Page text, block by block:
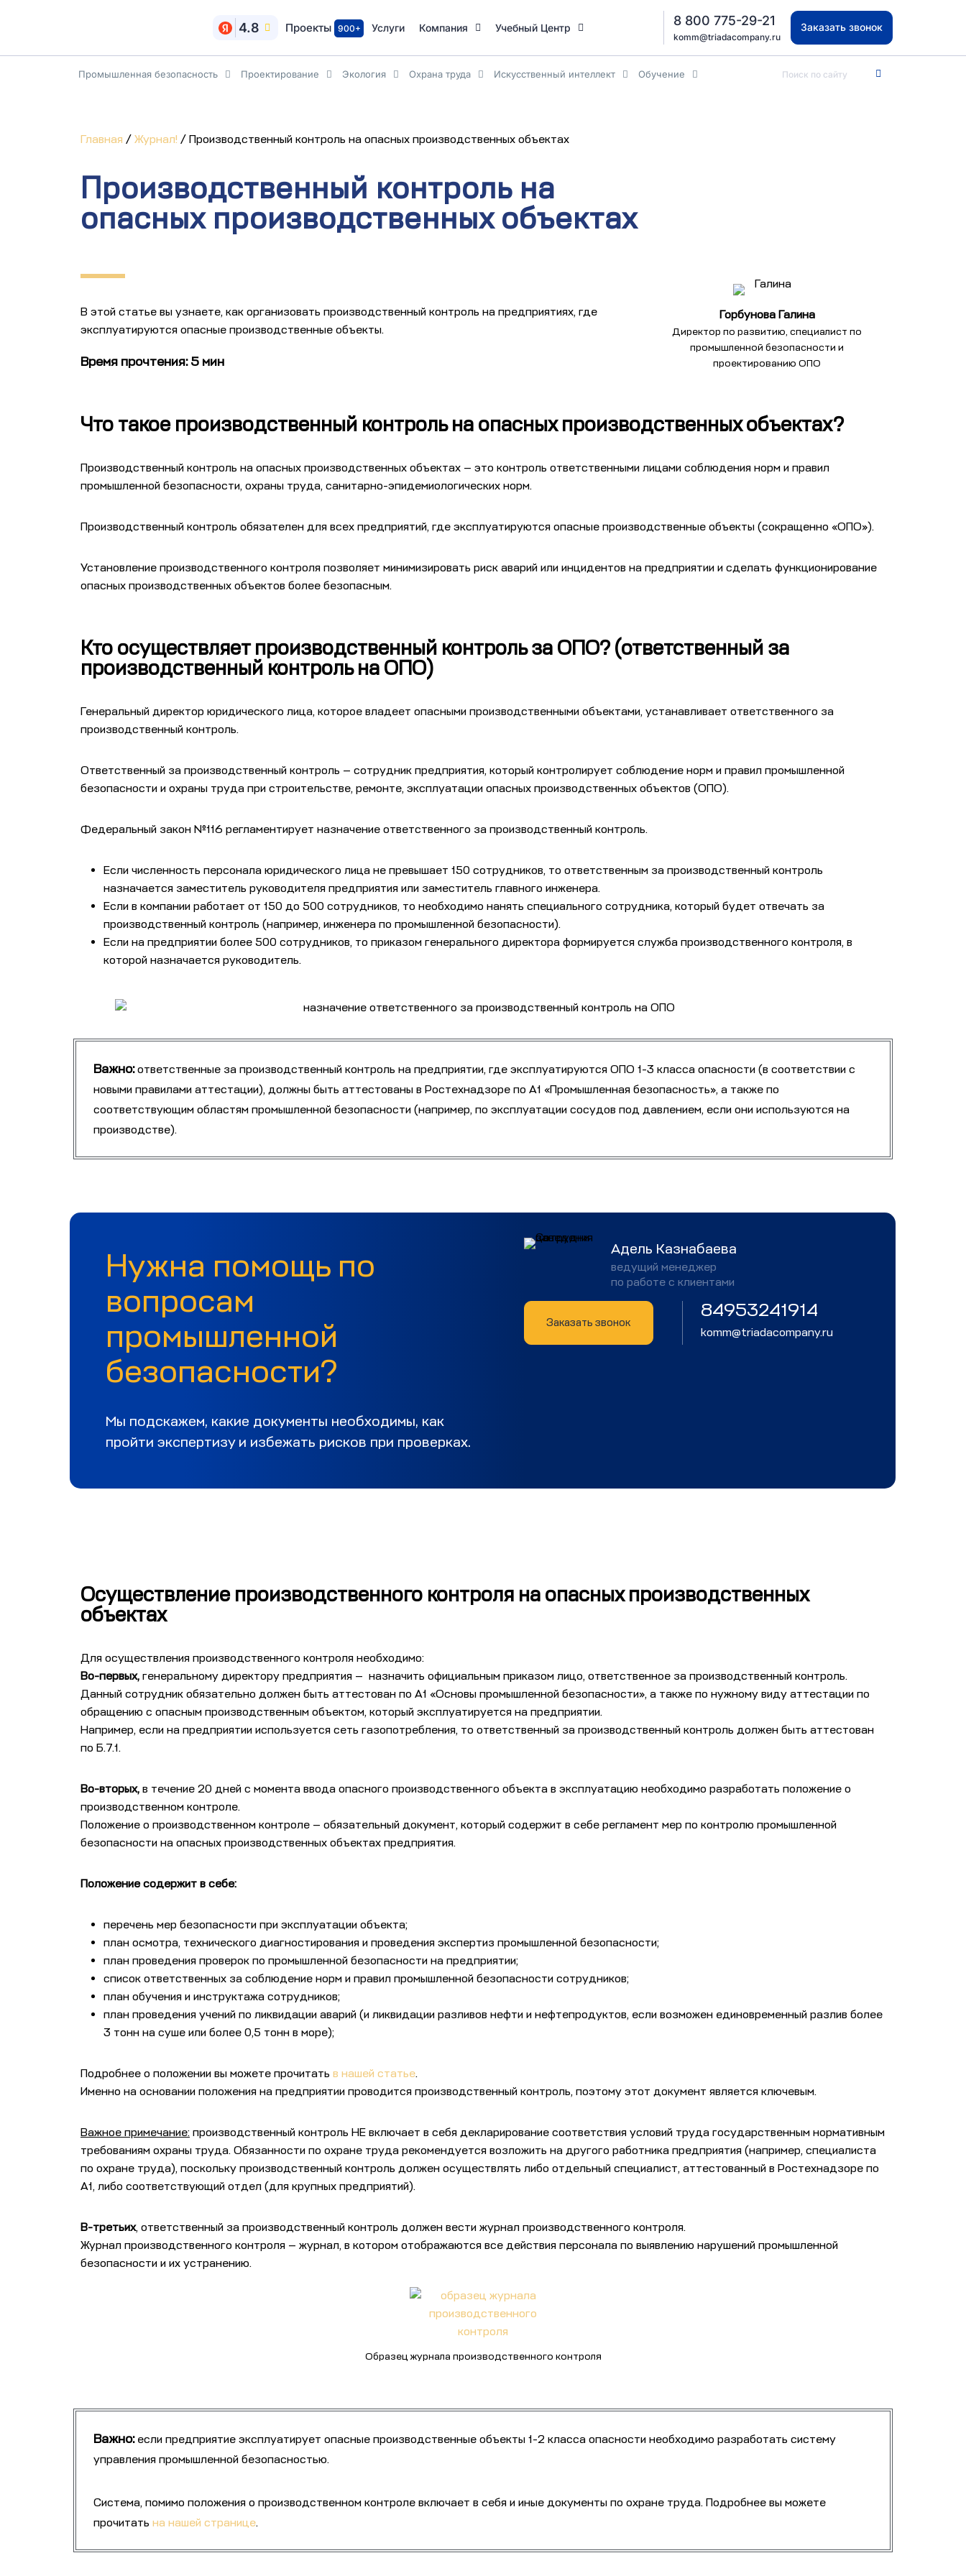
4.8 Проекты 900+ Услуги Компания Учебный Центр 8 800 775-29-21
komm@triadacompany.ru
Заказать звонок
Промышленная безопасность Проектирование Экология Охрана труда Искусственный интеллект Обучение
Главная / Журнал! / Производственный контроль на опасных производственных объектах
Производственный контроль на
опасных производственных объектах
В этой статье вы узнаете, как организовать производственный контроль на предприятиях, где
эксплуатируются опасные производственные объекты.
Время прочтения: 5 мин
Горбунова Галина
Директор по развитию, специалист по
промышленной безопасности и
проектированию ОПО
Что такое производственный контроль на опасных производственных объектах?
Производственный контроль на опасных производственных объектах — это контроль ответственными лицами соблюдения норм и правил
промышленной безопасности, охраны труда, санитарно-эпидемиологических норм.
Производственный контроль обязателен для всех предприятий, где эксплуатируются опасные производственные объекты (сокращенно «ОПО»).
Установление производственного контроля позволяет минимизировать риск аварий или инцидентов на предприятии и сделать функционирование
опасных производственных объектов более безопасным.
Кто осуществляет производственный контроль за ОПО? (ответственный за
производственный контроль на ОПО)
Генеральный директор юридического лица, которое владеет опасными производственными объектами, устанавливает ответственного за
производственный контроль.
Ответственный за производственный контроль — сотрудник предприятия, который контролирует соблюдение норм и правил промышленной
безопасности и охраны труда при строительстве, ремонте, эксплуатации опасных производственных объектов (ОПО).
Федеральный закон №116 регламентирует назначение ответственного за производственный контроль.
Если численность персонала юридического лица не превышает 150 сотрудников, то ответственным за производственный контроль
назначается заместитель руководителя предприятия или заместитель главного инженера.
Если в компании работает от 150 до 500 сотрудников, то необходимо нанять специального сотрудника, который будет отвечать за
производственный контроль (например, инженера по промышленной безопасности).
Если на предприятии более 500 сотрудников, то приказом генерального директора формируется служба производственного контроля, в
которой назначается руководитель.
Важно: ответственные за производственный контроль на предприятии, где эксплуатируются ОПО 1-3 класса опасности (в соответствии с
новыми правилами аттестации), должны быть аттестованы в Ростехнадзоре по А1 «Промышленная безопасность», а также по
соответствующим областям промышленной безопасности (например, по эксплуатации сосудов под давлением, если они используются на
производстве).
Нужна помощь по
вопросам
промышленной
безопасности?
Мы подскажем, какие документы необходимы, как
пройти экспертизу и избежать рисков при проверках.
Адель Казнабаева
ведущий менеджер
по работе с клиентами
Заказать звонок
84953241914
komm@triadacompany.ru
Осуществление производственного контроля на опасных производственных
объектах
Для осуществления производственного контроля необходимо:
Во-первых, генеральному директору предприятия — назначить официальным приказом лицо, ответственное за производственный контроль.
Данный сотрудник обязательно должен быть аттестован по А1 «Основы промышленной безопасности», а также по нужному виду аттестации по
обращению с опасным производственным объектом, который эксплуатируется на предприятии.
Например, если на предприятии используется сеть газопотребления, то ответственный за производственный контроль должен быть аттестован
по Б.7.1.
Во-вторых, в течение 20 дней с момента ввода опасного производственного объекта в эксплуатацию необходимо разработать положение о
производственном контроле.
Положение о производственном контроле — обязательный документ, который содержит в себе регламент мер по контролю промышленной
безопасности на опасных производственных объектах предприятия.
Положение содержит в себе:
перечень мер безопасности при эксплуатации объекта;
план осмотра, технического диагностирования и проведения экспертиз промышленной безопасности;
план проведения проверок по промышленной безопасности на предприятии;
список ответственных за соблюдение норм и правил промышленной безопасности сотрудников;
план обучения и инструктажа сотрудников;
план проведения учений по ликвидации аварий (и ликвидации разливов нефти и нефтепродуктов, если возможен единовременный разлив более
3 тонн на суше или более 0,5 тонн в море);
Подробнее о положении вы можете прочитать в нашей статье.
Именно на основании положения на предприятии проводится производственный контроль, поэтому этот документ является ключевым.
Важное примечание: производственный контроль НЕ включает в себя декларирование соответствия условий труда государственным нормативным
требованиям охраны труда. Обязанности по охране труда рекомендуется возложить на другого работника предприятия (например, специалиста
по охране труда), поскольку производственный контроль должен осуществлять либо отдельный специалист, аттестованный в Ростехнадзоре по
А1, либо соответствующий отдел (для крупных предприятий).
В-третьих, ответственный за производственный контроль должен вести журнал производственного контроля.
Журнал производственного контроля — журнал, в котором отображаются все действия персонала по выявлению нарушений промышленной
безопасности и их устранению.
Образец журнала производственного контроля
Важно: если предприятие эксплуатирует опасные производственные объекты 1-2 класса опасности необходимо разработать систему
управления промышленной безопасностью.
Система, помимо положения о производственном контроле включает в себя и иные документы по охране труда. Подробнее вы можете
прочитать на нашей странице.